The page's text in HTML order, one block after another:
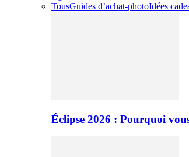
TousGuides d’achat-photoIdées
Éclipse 2026 : Pourquoi